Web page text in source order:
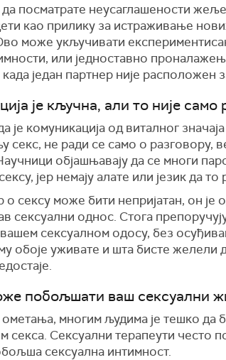
посматрате неусаглашености
као прилику за истраживање
може укључивати
или једноставно
један партнер није расположен
је кључна, али то није само
је комуникација од виталног
секс, не ради се само о разговору,
објашњавају да се многи
јер немају алате или језик да
сексу може бити непријатан, он је
сексуални однос. Стога
сексуалном одосу, без
обоје уживате и шта бисте желели
побољшати ваш сексуални
многим људима је тешко да
секса. Сексуални терапеути често
сексуална интимност.